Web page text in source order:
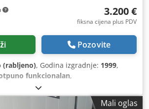
3.200 €
fiksna cijena plus PDV
Pozovite
(rabljeno), Godina izgradnje: 1999,
funkcionalan,
Mali oglas